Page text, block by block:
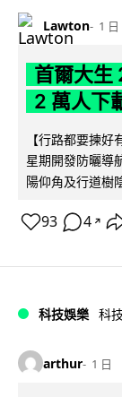
Lawton 1 日
首爾大生
2 萬人下
【行路都要揀
星期開發防曬導
陽仰角及行道樹
93 4 ↗
科技娛樂 科
arthur 1 日